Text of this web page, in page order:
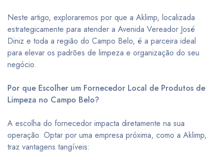
Neste artigo, exploraremos por que a Aklimp, localizada
estrategicamente para atender a Avenida Vereador José
Diniz e toda a região do Campo Belo, é a parceira ideal
para elevar os padrões de limpeza e organização do seu
negócio.
Por que Escolher um Fornecedor Local de Produtos de
Limpeza no Campo Belo?
A escolha do fornecedor impacta diretamente na sua
operação. Optar por uma empresa próxima, como a Aklimp,
traz vantagens tangíveis: